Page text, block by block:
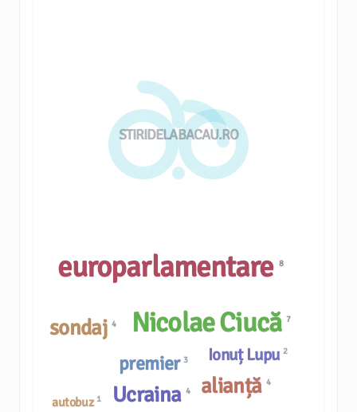
STIRIDELABACAU.RO
autobuz 1
premier 3
europarlamentare8
sondaj4
Ionuț Lupu 2
Nicolae Ciucă7
alianță 4
Ucraina 4